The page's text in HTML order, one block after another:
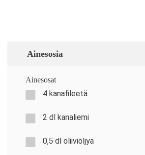
Ainesosia
Ainesosat
4 kanafileetä
2 dl kanaliemi
0,5 dl oliiviöljyä